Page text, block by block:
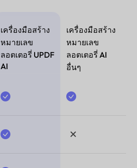
เครื่องมือสร้าง
หมายเลข
ลอตเตอรี่ UPDF
AI
เครื่องมือสร้าง
หมายเลข
ลอตเตอรี่ AI
อื่นๆ